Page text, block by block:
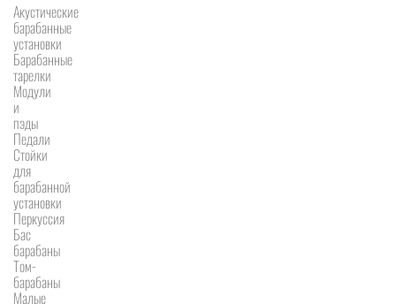
Акустические
барабанные
установки
Барабанные
тарелки
Модули
и
пэды
Педали
Стойки
для
барабанной
установки
Перкуссия
Бас
барабаны
Том-
барабаны
Малые